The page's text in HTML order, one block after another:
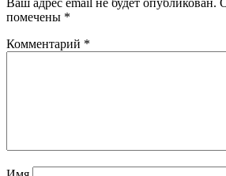
Ваш адрес email не будет опубликован.
помечены *
Комментарий *